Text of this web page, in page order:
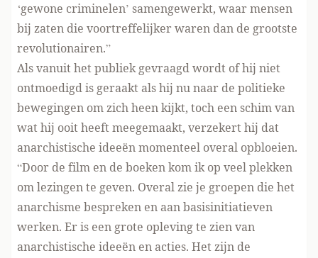
‘gewone criminelen’ samengewerkt, waar mensen
bij zaten die voortreffelijker waren dan de grootste
revolutionairen.”
Als vanuit het publiek gevraagd wordt of hij niet
ontmoedigd is geraakt als hij nu naar de politieke
bewegingen om zich heen kijkt, toch een schim van
wat hij ooit heeft meegemaakt, verzekert hij dat
anarchistische ideeën momenteel overal opbloeien.
“Door de film en de boeken kom ik op veel plekken
om lezingen te geven. Overal zie je groepen die het
anarchisme bespreken en aan basisinitiatieven
werken. Er is een grote opleving te zien van
anarchistische ideeën en acties. Het zijn de